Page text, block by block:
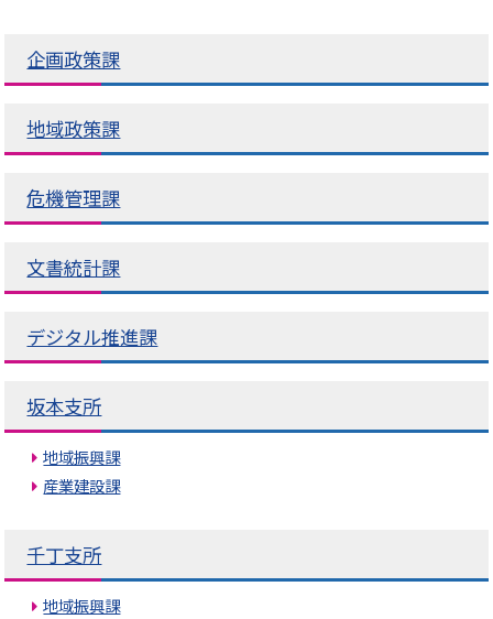
企画政策課
地域政策課
危機管理課
文書統計課
デジタル推進課
坂本支所
地域振興課
産業建設課
千丁支所
地域振興課